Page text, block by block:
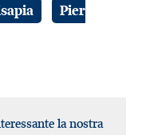
Pier
la nostra